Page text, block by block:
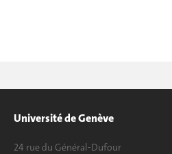
Université de Genève
24 rue du Général-Dufour